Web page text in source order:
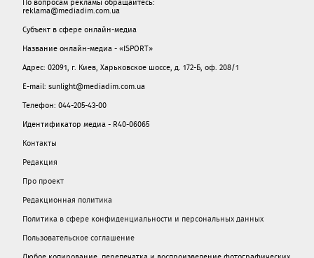
reklama@mediadim.com.ua
Субъект в сфере онлайн-медиа
Название онлайн-медиа - «ISPORT»
Адрес: 02091, г. Киев, Харьковское шоссе, д. 172-Б, оф. 208/1
E-mail: sunlight@mediadim.com.ua
Телефон: 044-205-43-00
Идентификатор медиа - R40-06065
Контакты
Редакция
Про проект
Редакционная политика
Политика в сфере конфиденциальности и персональных данных
Пользовательское соглашение